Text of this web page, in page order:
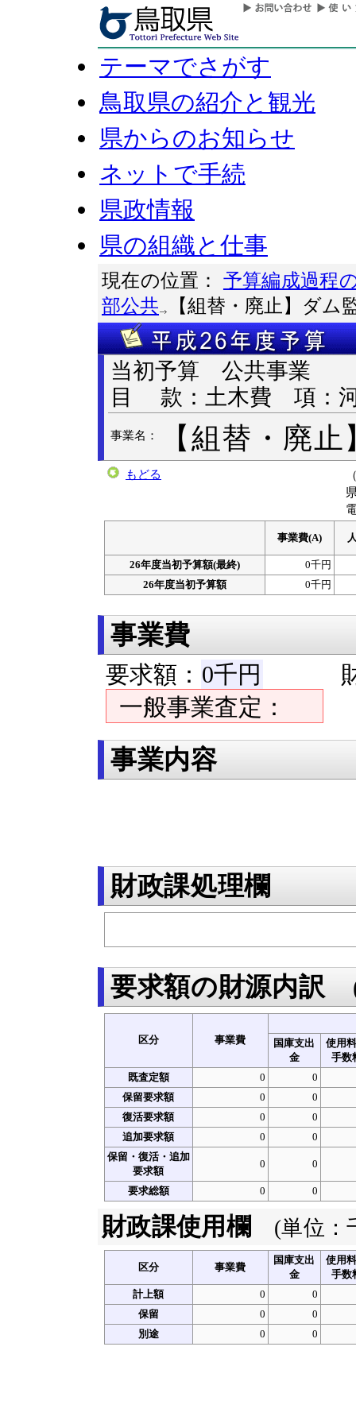
テーマでさがす
鳥取県の紹介と観光
県からのお知らせ
ネットで手続
県政情報
県の組織と仕事
現在の位置： 予算編成過程
部公共
【組替・廃止】ダム
当初予算 公共事業
目 款：土木費 項：
事業名： 【組替・廃
もどる
事業費(A)
26年度当初予算額(最終)
0千円
26年度当初予算額
0千円
事業費
要求額： 0千円
財
一般事業査定：
事業内容
財政課処理欄
要求額の財源内訳
区分 事業費
国庫支出
金
使用
手数
既査定額
0
0
保留要求額
0
0
復活要求額
0
0
追加要求額
0
0
保留・復活・追加
要求額
0 0
要求総額 0 0
財政課使用欄 (単位：
区分 事業費
国庫支出
金
使用
手数
計上額
0
0
保留
0
0
別途
0 0